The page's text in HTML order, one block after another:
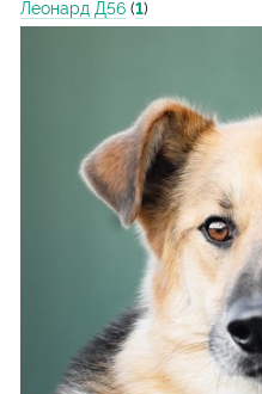
Леонард Д56 (1)